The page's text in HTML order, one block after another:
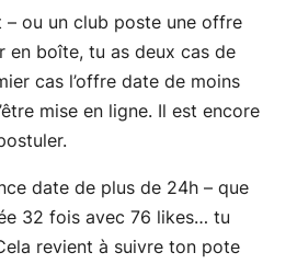
– ou un club poste une offre
en boîte, tu as deux cas de
cas l’offre date de moins
mise en ligne. Il est encore
date de plus de 24h – que
32 fois avec 76 likes… tu
revient à suivre ton pote